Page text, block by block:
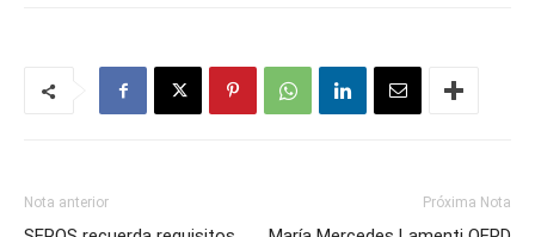
Nota anterior Próxima Nota